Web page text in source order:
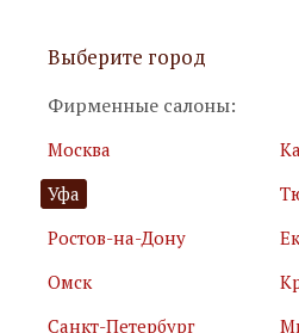
Персональные
Я принимаю
условия
Выберите город
Фирменные салоны:
Москва
Уфа
Ростов-на-Дону
Омск
Санкт-Петербург